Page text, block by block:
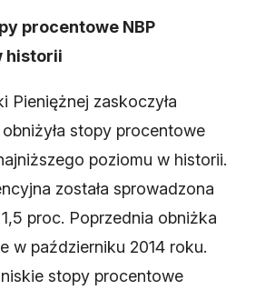
procentowe NBP
historii
Pieniężnej zaskoczyła
stopy procentowe
poziomu w historii.
została sprowadzona
proc. Poprzednia obniżka
w październiku 2014 roku.
stopy procentowe